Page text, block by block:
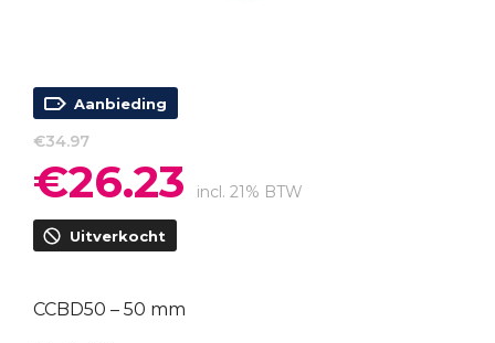
Aanbieding
€34.97
Oorspronkelijke
prijs
was:
€34.97.
€26.23 prijs
incl. 21% BTW
Uitverkocht
CCBD50 – 50 mm